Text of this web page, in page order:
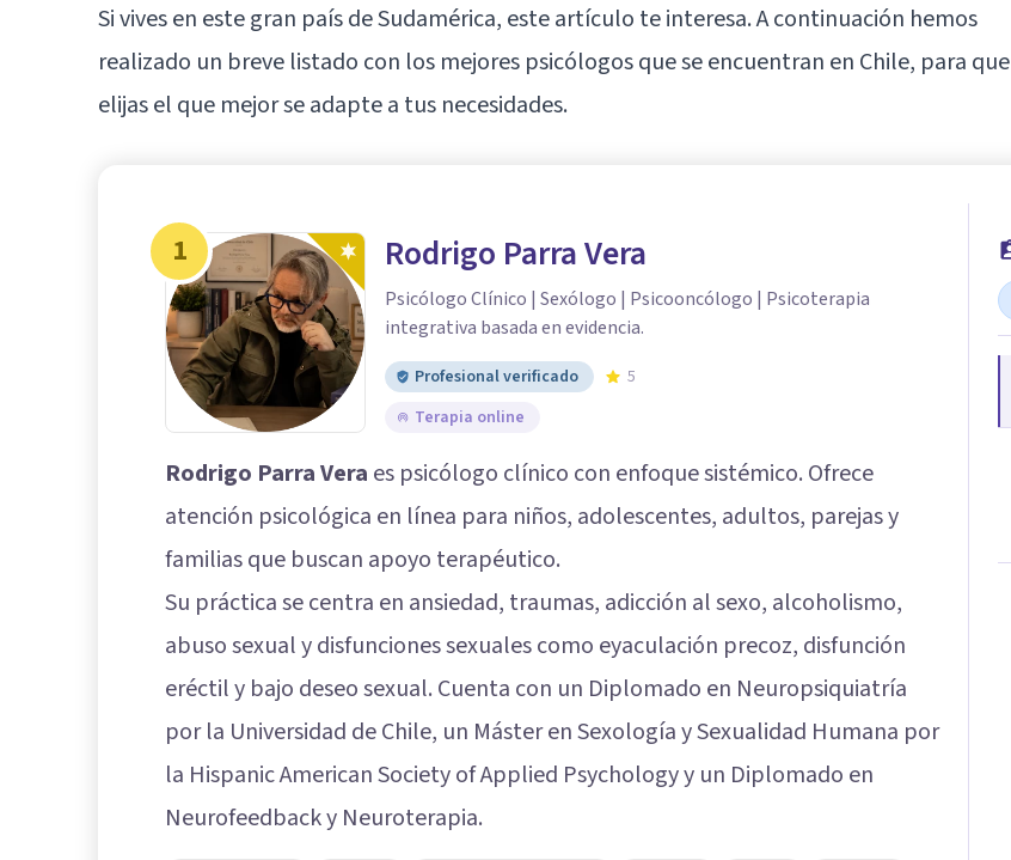
Si vives en este gran país de Sudamérica, este artículo te interesa. A continuación hemos
realizado un breve listado con los mejores psicólogos que se encuentran en Chile, para que
elijas el que mejor se adapte a tus necesidades.
1 Rodrigo Parra Vera
Psicólogo Clínico | Sexólogo | Psicooncólogo | Psicoterapia
integrativa basada en evidencia.
Profesional verificado
5
Terapia online
Rodrigo Parra Vera es psicólogo clínico con enfoque sistémico. Ofrece
atención psicológica en línea para niños, adolescentes, adultos, parejas y
familias que buscan apoyo terapéutico.
Su práctica se centra en ansiedad, traumas, adicción al sexo, alcoholismo,
abuso sexual y disfunciones sexuales como eyaculación precoz, disfunción
eréctil y bajo deseo sexual. Cuenta con un Diplomado en Neuropsiquiatría
por la Universidad de Chile, un Máster en Sexología y Sexualidad Humana por
la Hispanic American Society of Applied Psychology y un Diplomado en
Neurofeedback y Neuroterapia.